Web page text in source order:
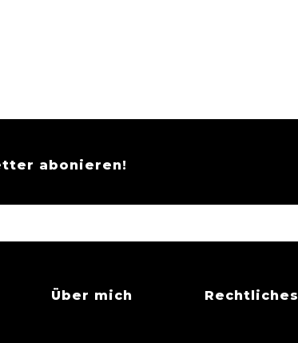
abonieren!
Über mich Rechtliches